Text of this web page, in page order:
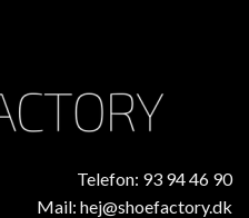
Telefon: 93 94 46 90
Mail: hej@shoefactory.dk